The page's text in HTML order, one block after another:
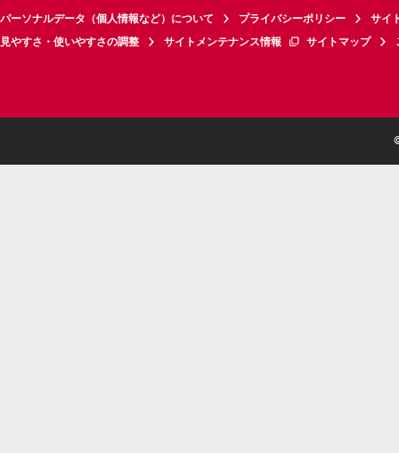
パーソナルデータ（個人情報など）について プライバシーポリシー
サイ
見やすさ・使いやすさの調整
サイトメンテナンス情報 サイトマップ